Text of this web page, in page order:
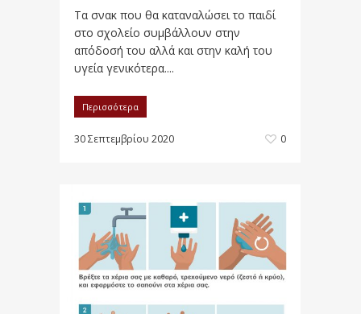
Τα σνακ που θα καταναλώσει το παιδί
στο σχολείο συμβάλλουν στην
απόδοσή του αλλά και στην καλή του
υγεία γενικότερα....
Περισσότερα
30 Σεπτεμβρίου 2020 0